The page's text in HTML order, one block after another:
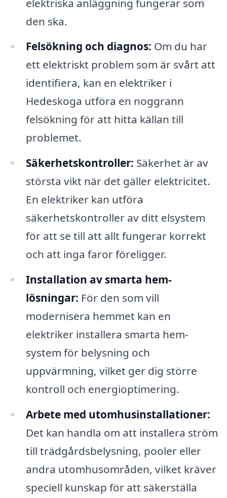
elektriska anläggning fungerar som
den ska.
Felsökning och diagnos: Om du har
ett elektriskt problem som är svårt att
identifiera, kan en elektriker i
Hedeskoga utföra en noggrann
felsökning för att hitta källan till
problemet.
Säkerhetskontroller: Säkerhet är av
största vikt när det gäller elektricitet.
En elektriker kan utföra
säkerhetskontroller av ditt elsystem
för att se till att allt fungerar korrekt
och att inga faror föreligger.
Installation av smarta hem-
lösningar: För den som vill
modernisera hemmet kan en
elektriker installera smarta hem-
system för belysning och
uppvärmning, vilket ger dig större
kontroll och energioptimering.
Arbete med utomhusinstallationer:
Det kan handla om att installera ström
till trädgårdsbelysning, pooler eller
andra utomhusområden, vilket kräver
speciell kunskap för att säkerställa